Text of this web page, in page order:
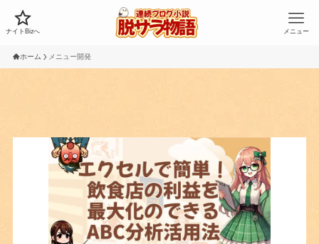
ナイトBizへ メニュー
ホーム メニュー開発